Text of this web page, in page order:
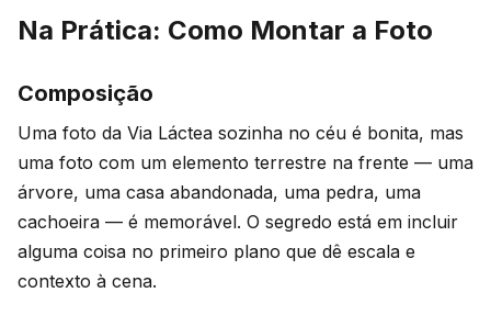
Na Prática: Como Montar a Foto
Composição
Uma foto da Via Láctea sozinha no céu é bonita, mas
uma foto com um elemento terrestre na frente — uma
árvore, uma casa abandonada, uma pedra, uma
cachoeira — é memorável. O segredo está em incluir
alguma coisa no primeiro plano que dê escala e
contexto à cena.